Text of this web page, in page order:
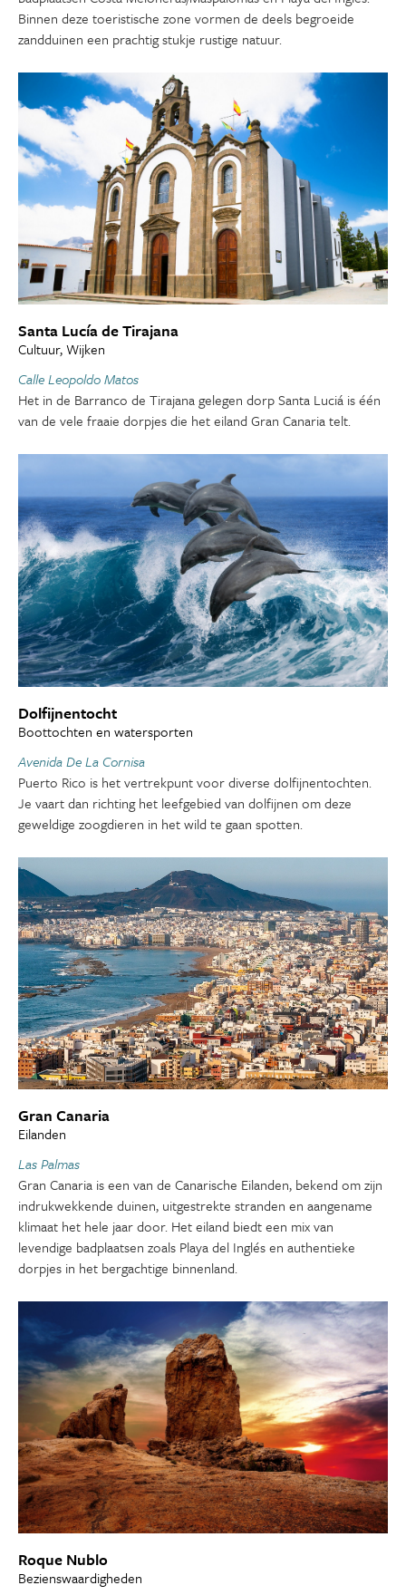
Binnen deze toeristische zone vormen de deels begroeide
zandduinen een prachtig stukje rustige natuur.
Santa Lucía de Tirajana
Cultuur, Wijken
Calle Leopoldo Matos
Het in de Barranco de Tirajana gelegen dorp Santa Luciá is één
van de vele fraaie dorpjes die het eiland Gran Canaria telt.
Dolfijnentocht
Boottochten en watersporten
Avenida De La Cornisa
Puerto Rico is het vertrekpunt voor diverse dolfijnentochten.
Je vaart dan richting het leefgebied van dolfijnen om deze
geweldige zoogdieren in het wild te gaan spotten.
Gran Canaria
Eilanden
Las Palmas
Gran Canaria is een van de Canarische Eilanden, bekend om zijn
indrukwekkende duinen, uitgestrekte stranden en aangename
klimaat het hele jaar door. Het eiland biedt een mix van
levendige badplaatsen zoals Playa del Inglés en authentieke
dorpjes in het bergachtige binnenland.
Roque Nublo
Bezienswaardigheden